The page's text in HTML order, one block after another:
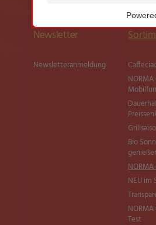
Newsletter
Newsletter­anmeldung
Bio
NEU im
Test